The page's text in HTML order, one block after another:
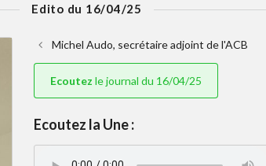
Edito du 16/04/25
Michel Audo, secrétaire adjoint de l'ACB
Ecoutez le journal du 16/04/25
Ecoutez la Une :